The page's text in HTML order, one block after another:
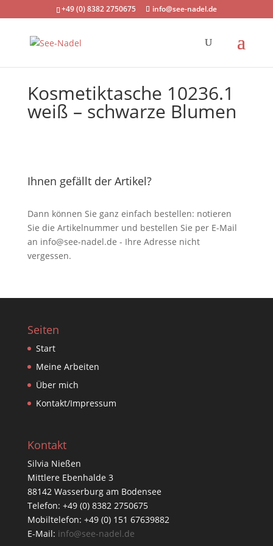
+49 (0) 8382 2750675 info@see-nadel.de
Kosmetiktasche 10236.1
weiß – schwarze Blumen
Ihnen gefällt der Artikel?
Dann können Sie ganz einfach bestellen: notieren
Sie die Artikelnummer und bestellen Sie per E-Mail
an info@see-nadel.de - Ihre Adresse nicht
vergessen.
Seiten
Start
Meine Arbeiten
Über mich
Kontakt/Impressum
Kontakt
Silvia Nießen
Mittlere Ebenhalde 3
88142 Wasserburg am Bodensee
Telefon: +49 (0) 8382 2750675
Mobiltelefon: +49 (0) 151 67639882
E-Mail: info@see-nadel.de